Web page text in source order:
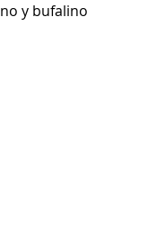
y bufalino